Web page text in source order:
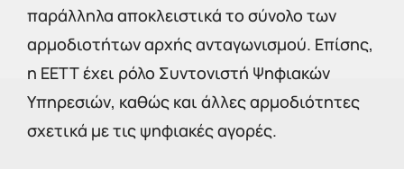
παράλληλα αποκλειστικά το σύνολο των
αρμοδιοτήτων αρχής ανταγωνισμού. Επίσης,
η ΕΕΤΤ έχει ρόλο Συντονιστή Ψηφιακών
Υπηρεσιών, καθώς και άλλες αρμοδιότητες
σχετικά με τις ψηφιακές αγορές.